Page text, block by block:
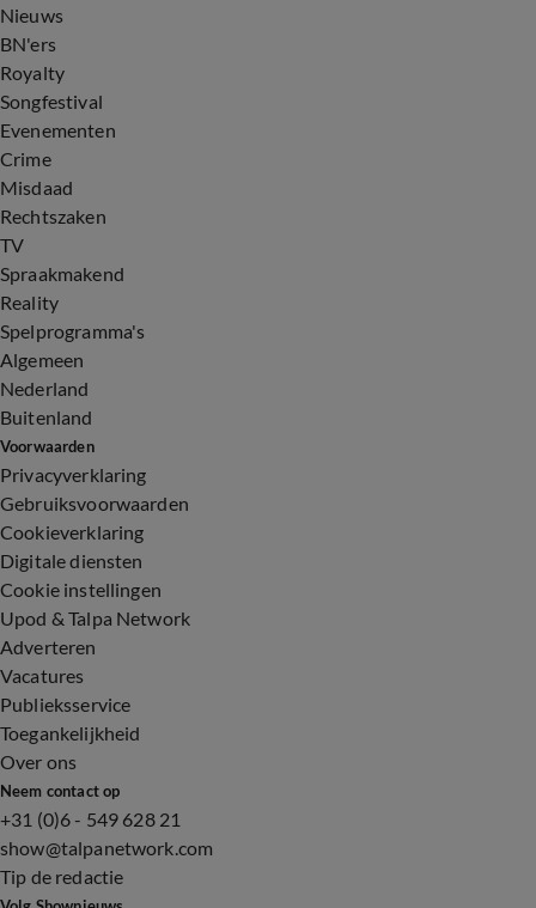
Nieuws
BN'ers
Royalty
Songfestival
Evenementen
Crime
Misdaad
Rechtszaken
TV
Spraakmakend
Reality
Spelprogramma's
Algemeen
Nederland
Buitenland
Voorwaarden
Privacyverklaring
Gebruiksvoorwaarden
Cookieverklaring
Digitale diensten
Cookie instellingen
Upod & Talpa Network
Adverteren
Vacatures
Publieksservice
Toegankelijkheid
Over ons
Neem contact op
+31 (0)6 - 549 628 21
show@talpanetwork.com
Tip de redactie